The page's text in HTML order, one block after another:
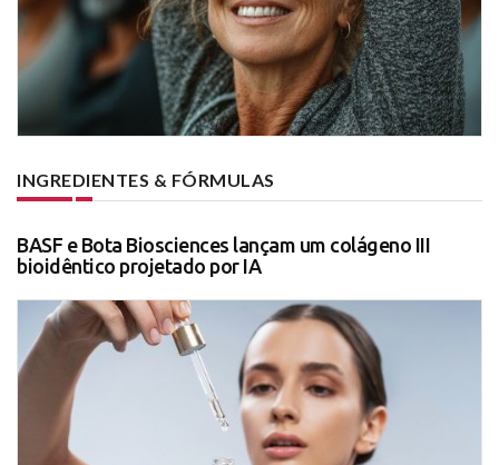
INGREDIENTES & FÓRMULAS
BASF e Bota Biosciences lançam um colágeno III
bioidêntico projetado por IA